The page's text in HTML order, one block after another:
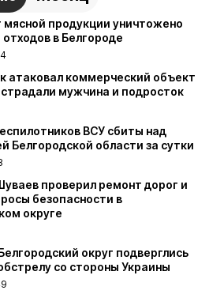
мясной продукции уничтожено
отходов в Белгороде
атаковал коммерческий объект
мужчина и подросток
ВСУ сбиты над
Белгородской области за сутки
проверил ремонт дорог и
безопасности в
округе
округ подверглись
со стороны Украины